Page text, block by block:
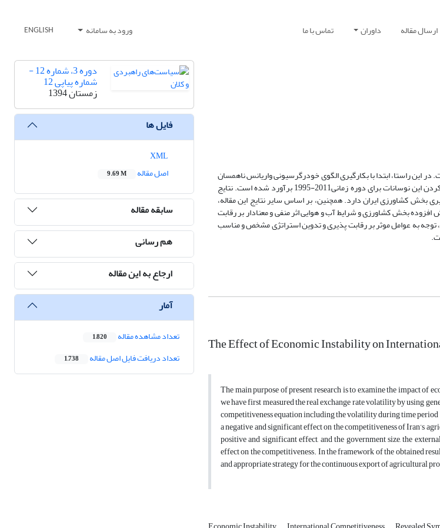
ارسال مقاله داوران تماس با ما ورود به سامانه ENGLISH
این راستا، ابتدا با بکارگیری الگوی خودرگرسیونی واریانس ناهمسان
شرطی تعمیم یافته(GARCH) ، نوسانات نرخ واقعی ارز اندازه گیری و سپس، معادله رقابت پذیری با لحاظ کردن این نوسانات برای دوره زمانی2011-1995 برآورد شده است. نتایج
بخش کشاورزی ایران دارد. همچنین، بر اساس سایر نتایج این مقاله،
بخش کشاورزی و شرایط آب و هوایی اثر منفی و معنادار بر رقابت
به عوامل موثر بر رقابت پذیری و تدوین استراتژی مشخص و مناسب
The Effect of Economic Instability on
The main purpose of present research is to examine the impact
we have first measured the real exchange rate volatility by using
competitiveness equation including the volatility during time
a negative and significant effect on the competitiveness of Iran’s
positive and significant effect, and the government size, the
effect on the competitiveness. In the framework of the obtained
and appropriate strategy for the continuous export of agricultural
دوره 3، شماره 12 -
شماره پیاپی 12
زمستان 1394
فایل ها
اصل مقاله
9.69 M
سابقه مقاله
هم رسانی
ارجاع به این مقاله
آمار
تعداد مشاهده مقاله 1,820
تعداد دریافت فایل اصل مقاله 1,738